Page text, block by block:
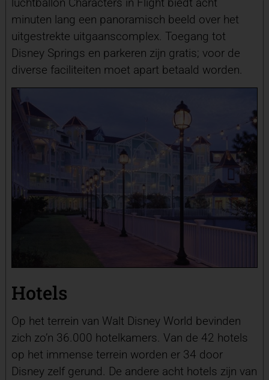
luchtballon Characters in Flight biedt acht
minuten lang een panoramisch beeld over het
uitgestrekte uitgaanscomplex. Toegang tot
Disney Springs en parkeren zijn gratis; voor de
diverse faciliteiten moet apart betaald worden.
Hotels
Op het terrein van Walt Disney World bevinden
zich zo’n 36.000 hotelkamers. Van de 42 hotels
op het immense terrein worden er 34 door
Disney zelf gerund. De andere acht hotels zijn van